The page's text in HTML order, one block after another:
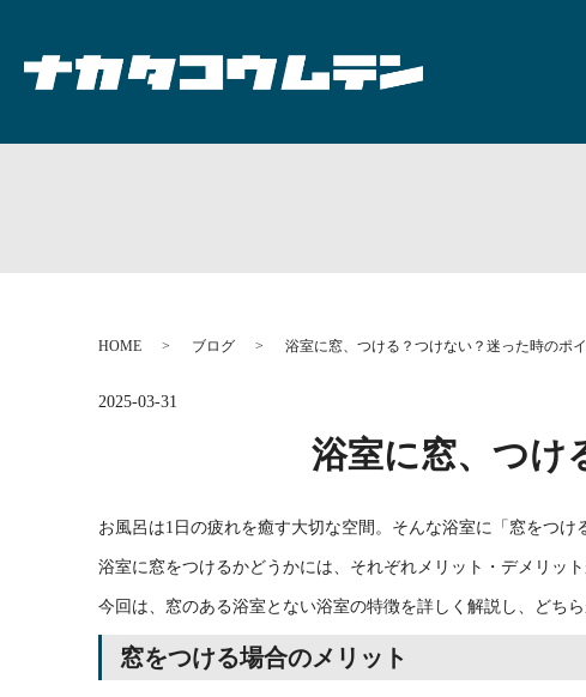
HOME ブログ 浴室に窓、つける？つけない？迷った時のポ
2025-03-31
浴室に窓、つけ
お風呂は1日の疲れを癒す大切な空間。そんな浴室に「窓をつ
浴室に窓をつけるかどうかには、それぞれメリット・デメリット
今回は、窓のある浴室とない浴室の特徴を詳しく解説し、どち
窓をつける場合のメリット